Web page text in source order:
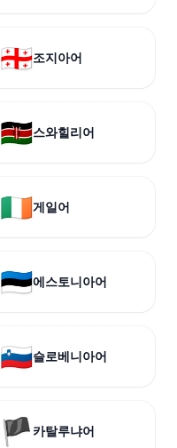
🇬🇪조지아어
🇰🇪스와힐리어
🇮🇪게일어
🇪🇪에스토니아어
🇸🇮슬로베니아어
🏴 카탈루냐어